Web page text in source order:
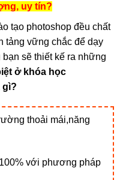
uy tín?
tạo photoshop đều chất
tảng vững chắc để dạy
sẽ thiết kế ra những
ở khóa học
gì?
thoải mái,năng
với phương pháp